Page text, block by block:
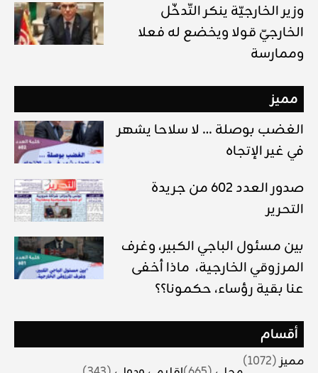
وزير الخارجيّة ينكر التّدخّل
الخارجيّ قولا ويخضع له فعلا
وممارسة
مميز
الغضب بوصلة … لا سلاحا يشهر
في غير الإتجاه
صدور العدد 602 من جريدة
التحرير
بين مسئول الباجي الكبير، وغرف
المرزوقي الخارجية، ماذا أخفى
عنا بقية رؤساء، حكمونا؟؟
أقسام
مميز(1072)